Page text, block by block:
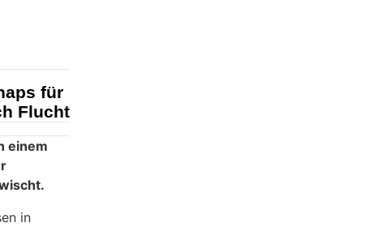
für
Flucht
einem
in